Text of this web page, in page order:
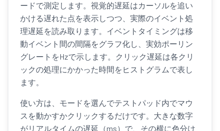
ードで測定します。視覚的遅延はカーソルを追い
かける遅れた点を表示しつつ、実際のイベント処
理遅延を読み取ります。イベントタイミングは移
動イベント間の間隔をグラフ化し、実効ポーリン
グレートをHzで示します。クリック遅延は各クリ
ックの処理にかかった時間をヒストグラムで表し
ます。
使い方は、モードを選んでテストパッド内でマウ
スを動かすかクリックするだけです。大きな数字
がリアルタイムの遅延（ms）で、その横に色分け